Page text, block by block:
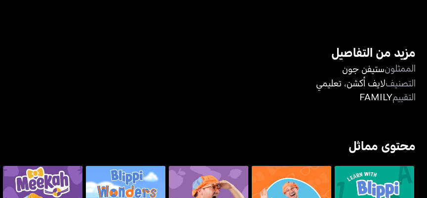
مزيد من التفاصيل
الممثلونستيفن جون
التصنيفلايف أكشن، تعليمي
التقييمFAMILY
محتوى مماثل